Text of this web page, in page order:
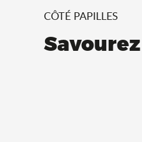
CÔTÉ PAPILLES